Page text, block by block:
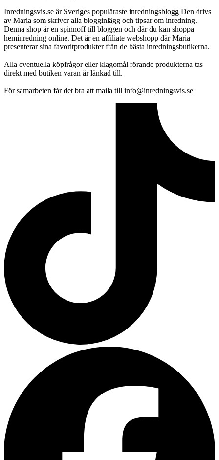
Inredningsvis.se är Sveriges populäraste inredningsblogg Den drivs
av Maria som skriver alla blogginlägg och tipsar om inredning.
Denna shop är en spinnoff till bloggen och där du kan shoppa
heminredning online. Det är en affiliate webshopp där Maria
presenterar sina favoritprodukter från de bästa inredningsbutikerna.
Alla eventuella köpfrågor eller klagomål rörande produkterna tas
direkt med butiken varan är länkad till.
För samarbeten får det bra att maila till info@inredningsvis.se